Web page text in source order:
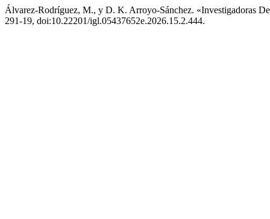
Álvarez-Rodríguez, M., y D. K. Arroyo-Sánchez. «Investigadoras
291-19, doi:10.22201/igl.05437652e.2026.15.2.444.